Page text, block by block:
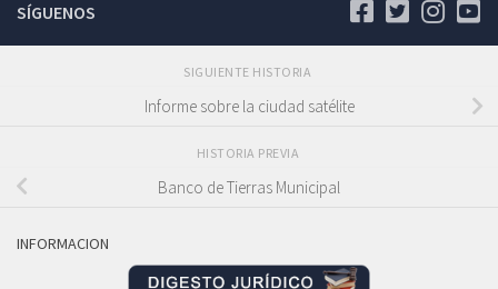
SÍGUENOS
SIGUIENTE HISTORIA
Informe sobre la ciudad satélite
HISTORIA PREVIA
Banco de Tierras Municipal
INFORMACION